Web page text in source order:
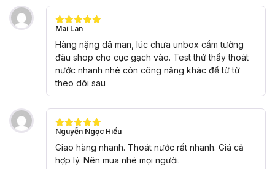
Được xếp
hạng
5
sao
Mai Lan
Hàng nặng dã man, lúc chưa unbox cầm tưởng
đâu shop cho cục gạch vào. Test thử thấy thoát
nước nhanh nhé còn công năng khác để từ từ
theo dõi sau
Được xếp
hạng 5 5
sao
Nguyễn Ngọc Hiếu
Giao hàng nhanh. Thoát nước rất nhanh. Giá cả
hợp lý. Nên mua nhé mọi người.